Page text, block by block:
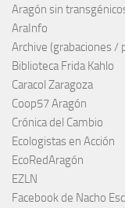
Aragón sin
AraInfo
Archive (grabaciones /
Biblioteca Frida Kahlo
Caracol Zaragoza
Coop57 Aragón
Crónica del Cambio
Ecologistas en Acción
EcoRedAragón
EZLN
Facebook de Nacho